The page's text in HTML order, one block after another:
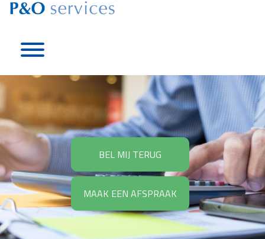
BEL MIJ TERUG
MAAK EEN AFSPRAAK